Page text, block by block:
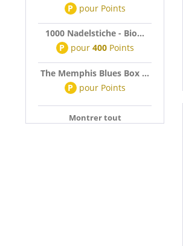
P pour Points
1000 Nadelstiche - Bio...
P pour 400Points
The Memphis Blues Box ...
P pour Points
Montrer tout